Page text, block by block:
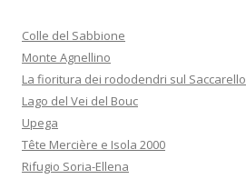
Colle del Sabbione
Monte Agnellino
La fioritura dei rododendri sul Saccarello
Lago del Vei del Bouc
Upega
Tête Mercière e Isola 2000
Rifugio Soria-Ellena